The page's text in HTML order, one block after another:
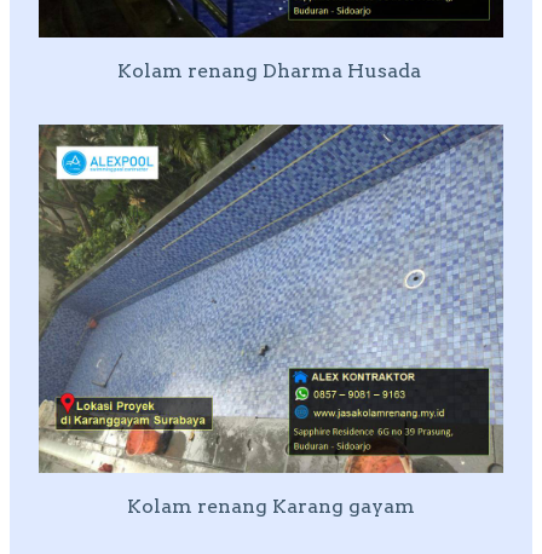
Kolam renang Dharma Husada
Kolam renang Karang gayam